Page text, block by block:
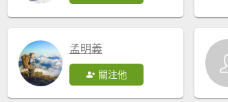
孟明義
關注他